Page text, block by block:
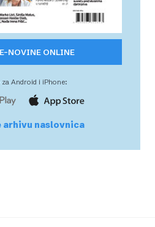
NOVINE ONLINE
za Android i iPhone:
arhivu naslovnica